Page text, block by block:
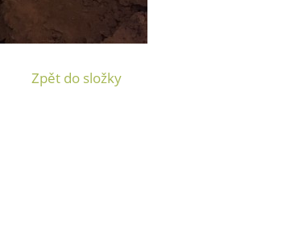
Zpět do složky